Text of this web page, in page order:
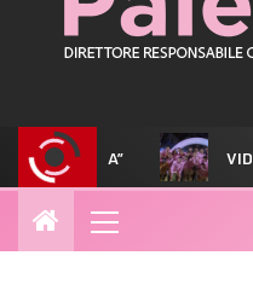
VIDEO – Palermo-